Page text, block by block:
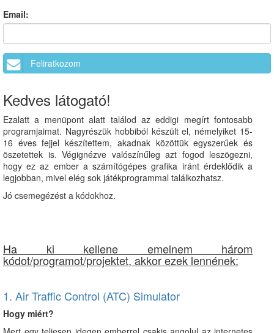
Email:
Feliratkozom
Kedves látogató!
Ezalatt a menüpont alatt találod az eddigi megírt fontosabb
programjaimat. Nagyrészük hobbiból készült el, némelyiket 15-
16 éves fejjel készítettem, akadnak közöttük egyszerűek és
öszetettek is. Végignézve valószínűleg azt fogod leszögezni,
hogy ez az ember a számítógépes grafika iránt érdeklődik a
legjobban, mivel elég sok játékprogrammal találkozhatsz.
Jó csemegézést a kódokhoz.
Ha ki kellene emelnem három
kódot/programot/projektet, akkor ezek lennének:
1. Air Traffic Control (ATC) Simulator
Hogy miért?